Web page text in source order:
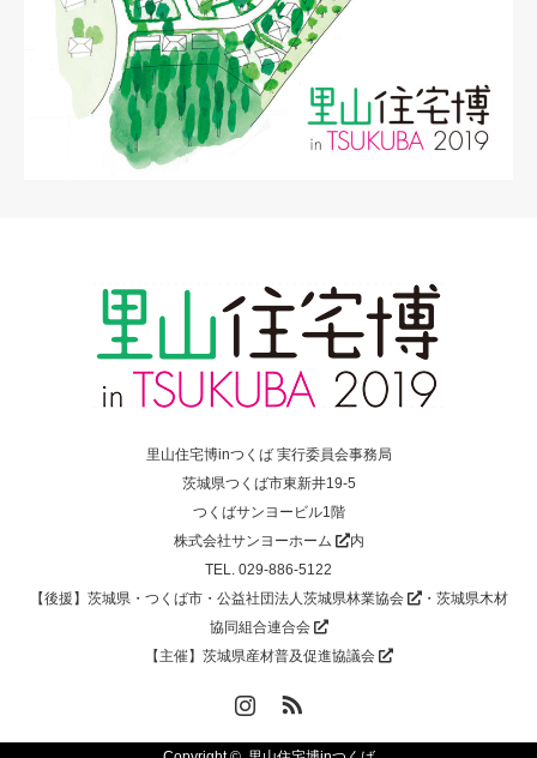
里山住宅博inつくば 実行委員会事務局
茨城県つくば市東新井19-5
つくばサンヨービル1階
株式会社サンヨーホーム
内
TEL. 029-886-5122
【後援】茨城県・つくば市・ 公益社団法人茨城県林業協会 ・ 茨城県木材
協同組合連合会
【主催】 茨城県産材普及促進協議会